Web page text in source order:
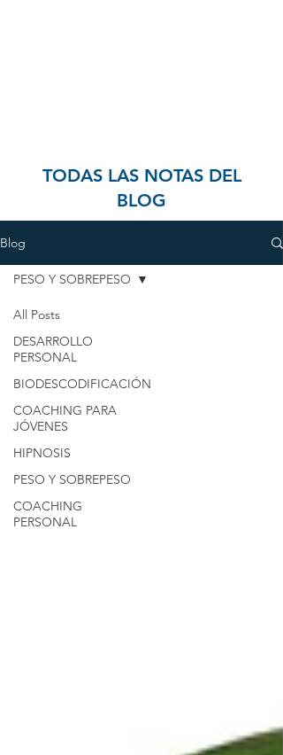
TODAS LAS NOTAS DEL
BLOG
Blog
All Posts
DESARROLLO
PERSONAL
BIODESCODIFICACIÓN
COACHING PARA
JÓVENES
HIPNOSIS
PESO Y SOBREPESO
COACHING
PERSONAL
PESO Y SOBREPESO